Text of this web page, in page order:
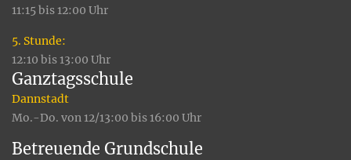
11:15 bis 12:00 Uhr
5. Stunde:
12:10 bis 13:00 Uhr
Ganztagsschule
Dannstadt
Mo.-Do. von 12/13:00 bis 16:00 Uhr
Betreuende Grundschule